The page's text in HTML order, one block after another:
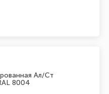
Ал/Ст
8004